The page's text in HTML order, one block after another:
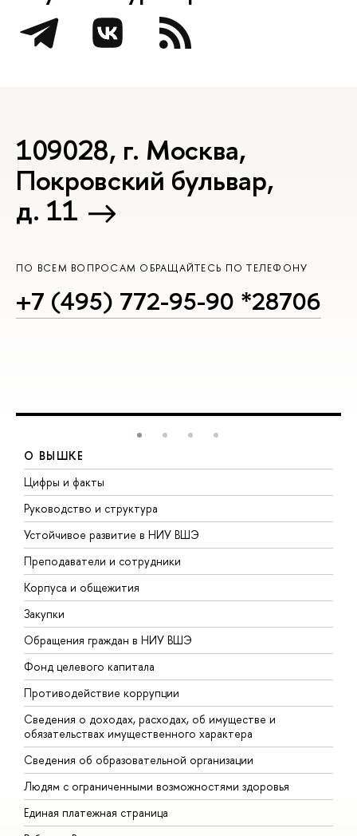
109028, г. Москва,
Покровский бульвар,
д. 11
ПО ВСЕМ ВОПРОСАМ ОБРАЩАЙТЕСЬ ПО ТЕЛЕФОНУ
+7 (495) 772-95-90 *28706
О ВЫШКЕ
Цифры и факты
Руководство и структура
Устойчивое развитие в НИУ ВШЭ
Преподаватели и сотрудники
Корпуса и общежития
Закупки
Обращения граждан в НИУ ВШЭ
Фонд целевого капитала
Противодействие коррупции
Сведения о доходах, расходах, об имуществе и
обязательствах имущественного характера
Сведения об образовательной организации
Людям с ограниченными возможностями здоровья
Единая платежная страница